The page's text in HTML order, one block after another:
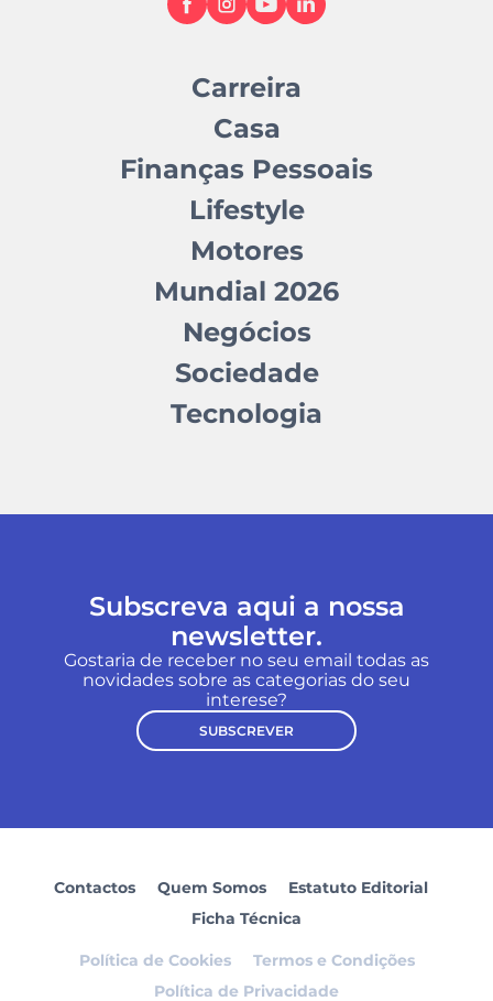
Carreira
Casa
Finanças Pessoais
Lifestyle
Motores
Mundial 2026
Negócios
Sociedade
Tecnologia
Subscreva aqui a nossa
newsletter.
Gostaria de receber no seu email todas as
novidades sobre as categorias do seu
interese?
SUBSCREVER
Contactos Quem Somos
Estatuto Editorial
Ficha Técnica
Política de Cookies
Termos e Condições
Política de Privacidade